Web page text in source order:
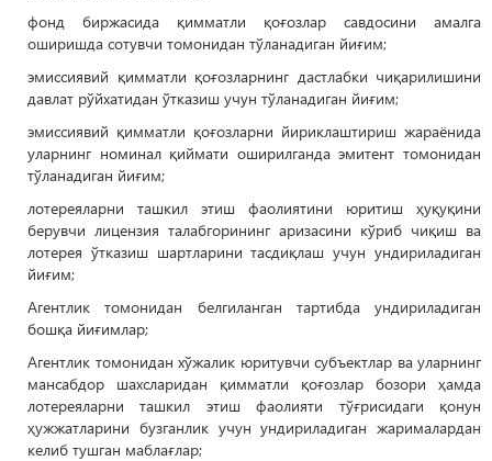
фонд биржасида қимматли қоғозлар савдосини амалга
оширишда сотувчи томонидан тўланадиган йиғим;
эмиссиявий қимматли қоғозларнинг дастлабки чиқарилишини
давлат рўйхатидан ўтказиш учун тўланадиган йиғим;
эмиссиявий қимматли қоғозларни йириклаштириш жараёнида
уларнинг номинал қиймати оширилганда эмитент томонидан
тўланадиган йиғим;
лотереяларни ташкил этиш фаолиятини юритиш ҳуқуқини
берувчи лицензия талабгорининг аризасини кўриб чиқиш ва
лотерея ўтказиш шартларини тасдиқлаш учун ундириладиган
йиғим;
Агентлик томонидан белгиланган тартибда ундириладиган
бошқа йиғимлар;
Агентлик томонидан хўжалик юритувчи субъектлар ва уларнинг
мансабдор шахсларидан қимматли қоғозлар бозори ҳамда
лотереяларни ташкил этиш фаолияти тўғрисидаги қонун
ҳужжатларини бузганлик учун ундириладиган жарималардан
келиб тушган маблағлар;